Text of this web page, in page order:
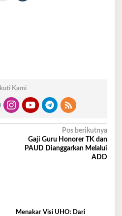
Ikuti Kami
Pos berikutnya
Gaji Guru Honorer TK dan
PAUD Dianggarkan Melalui
ADD
Menakar Visi UHO: Dari